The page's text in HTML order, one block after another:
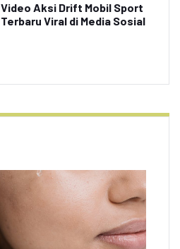
Video Aksi Drift Mobil Sport
Terbaru Viral di Media Sosial